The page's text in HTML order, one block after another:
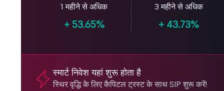
1 महीने से अधिक
+53.65%
3 महीने से अधिक
+43.73%
स्मार्ट निवेश यहां शुरू होता है
स्थिर वृद्धि के लिए कैपिटल ट्रस्ट के साथ SIP शुरू करें!